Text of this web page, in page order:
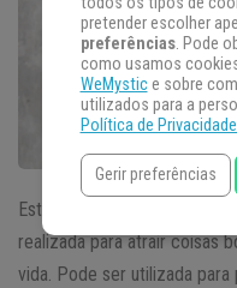
Esta é uma oração
realizada para atrair coisas
vida. Pode ser utilizada para
pretender escolher
preferências. Pode
como usamos
WeMystice sobre
utilizados para a
Política de
Gerir preferências